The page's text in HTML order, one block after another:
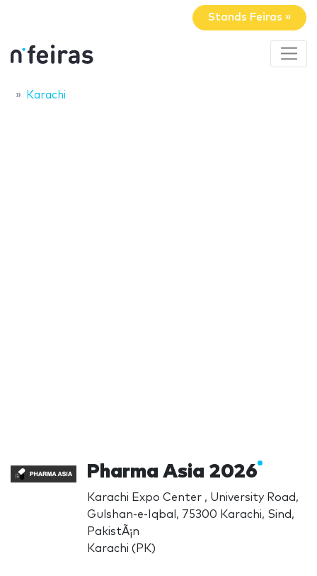
Stands Feiras »
Karachi
Pharma Asia 2026
Karachi Expo Center , University Road,
Gulshan-e-Iqbal, 75300 Karachi, Sind,
PakistÃ¡n
Karachi (PK)